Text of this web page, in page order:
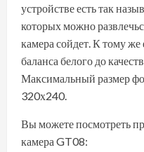
устройстве есть так
которых можно
камера сойдет. К тому же
баланса белого до
Максимальный размер
320х240.
Вы можете посмотреть
камера GT08: